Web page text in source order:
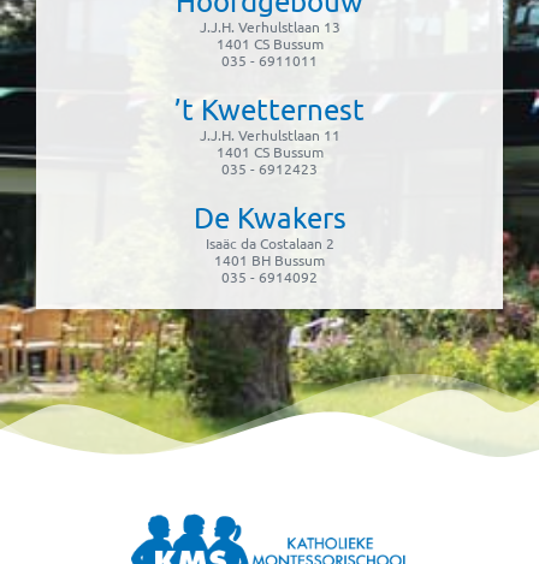
J.J.H. Verhulstlaan 13
1401 CS Bussum
035 - 6911011
’t Kwetternest
J.J.H. Verhulstlaan 11
1401 CS Bussum
035 - 6912423
De Kwakers
Isaäc da Costalaan 2
1401 BH Bussum
035 - 6914092